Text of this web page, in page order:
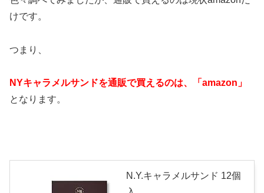
けです。
つまり、
NYキャラメルサンドを通販で買えるのは、「amazon」
となります。
N.Y.キャラメルサンド 12個